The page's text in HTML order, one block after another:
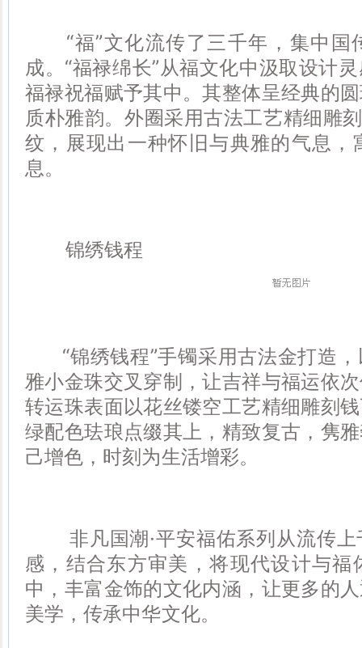
“福”文化流传了三千年，集中国
成。“福禄绵长”从福文化中汲取设计
福禄祝福赋予其中。其整体呈经典的
质朴雅韵。外圈采用古法工艺精细雕
纹，展现出一种怀旧与典雅的气息，
息。
锦绣钱程
“锦绣钱程”手镯采用古法金打造，
雅小金珠交叉穿制，让吉祥与福运依
转运珠表面以花丝镂空工艺精细雕刻
绿配色珐琅点缀其上，精致复古，隽
己增色，时刻为生活增彩。
非凡国潮·平安福佑系列从流传上
感，结合东方审美，将现代设计与福
中，丰富金饰的文化内涵，让更多的
美学，传承中华文化。